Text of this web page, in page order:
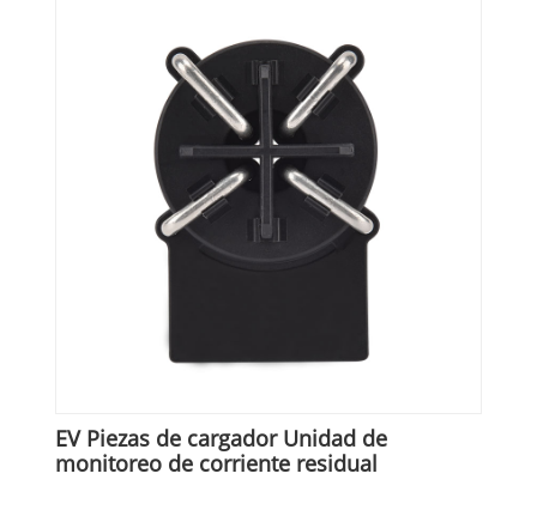
EV Piezas de cargador Unidad de
monitoreo de corriente residual